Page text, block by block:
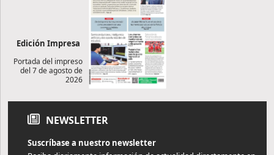
Edición Impresa
Portada del impreso
del 7 de agosto de
2026
NEWSLETTER
Suscríbase a nuestro newsletter